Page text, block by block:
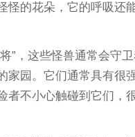
怪的花朵，它的呼吸还
”，这些怪兽通常会守
家园。它们通常具有很
者不小心触碰到它们，